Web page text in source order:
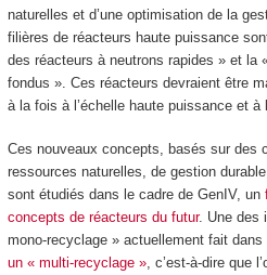
naturelles et d’une optimisation de la
filières de réacteurs haute puissance
des réacteurs à neutrons rapides » et la
fondus ». Ces réacteurs devraient être
à la fois à l’échelle haute puissance et à
Ces nouveaux concepts, basés sur des
ressources naturelles, de gestion
sont étudiés dans le cadre de GenIV, un
concepts de réacteurs du futur. Une des
mono-recyclage » actuellement fait
un « multi-recyclage », c’est-à-dire que